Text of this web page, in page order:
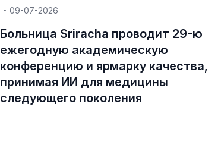
09-07-2026
Больница Sriracha проводит 29-ю
ежегодную академическую
конференцию и ярмарку качества,
принимая ИИ для медицины
следующего поколения